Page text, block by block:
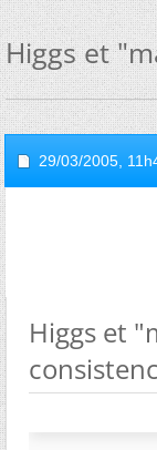
Higgs et
29/03/2005,
Higgs et